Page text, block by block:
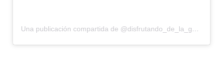
Una publicación compartida de @disfrutando_de_la_gastronomia